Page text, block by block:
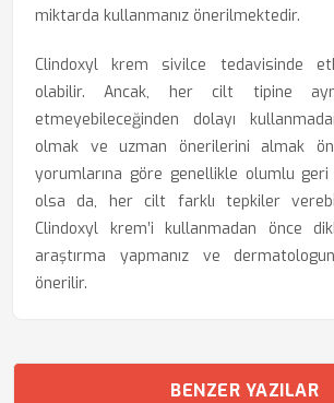
miktarda kullanmanız önerilmektedir.
Clindoxyl krem sivilce tedavisinde
olabilir. Ancak, her cilt tipine
etmeyebileceğinden dolayı
olmak ve uzman önerilerini almak
yorumlarına göre genellikle olumlu
olsa da, her cilt farklı tepkiler
Clindoxyl krem’i kullanmadan önce
araştırma yapmanız ve
önerilir.
BENZER YAZILAR